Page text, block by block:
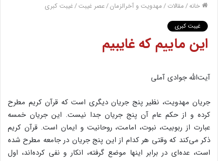
خانه/مقالات/مهدویت و آخرالزمان/عصر غیبت/غیبت کبری
غیبت کبری
این‌ ماییم‌ که‌ غایبیم‌
آیت‌الله جوادی‌ آملی‌
جریان‌ مهدویت‌، نظیر پنج‌ جریان‌ دیگری‌ است‌ که‌ قرآن‌ کریم‌ مطرح‌
کرده‌ و از حکم‌ عام‌ آن‌ پنج‌ جریان‌ جدا نیست‌. این‌ جریان‌ خمسه‌
عبارت‌ از ربوبیت‌، نبوت‌، امامت‌، روحانیت‌ و ایمان‌ است‌. قرآن‌ کریم‌
ذکر می‌کند که‌ وقتی‌ هر کدام‌ از این‌ پنج‌ جریان‌ در جامعه‌ مطرح‌ شده‌
است‌، عده‌ای‌ در برابر اینها موضع‌ گرفته‌، انکار و نفی‌ کرده‌اند، اول‌